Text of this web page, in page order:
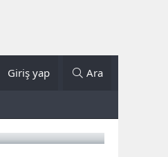
Giriş yap Ara